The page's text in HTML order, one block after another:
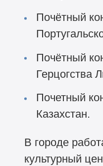
Почётный
Почётный
Герцогства
Почетный
Казахстан.
В городе
культурный